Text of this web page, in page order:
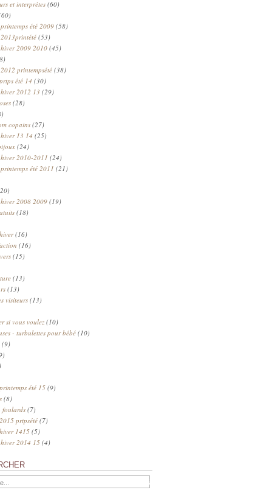
et interprètes (60)
été 2009 (58)
(53)
2009 2010(45)
printempsété (38)
été 14 (30)
2012 13 (29)
(28)
copains (27)
13 14 (25)
(24)
2010-2011 (24)
été 2011 (21)
2008 2009(19)
(18)
(16)
(16)
(15)
(13)
(13)
visiteurs (13)
si vous voulez(10)
- turbulettes pour bébé (10)
(9)
été 15 (9)
(8)
foulards (7)
prtpsété (7)
1415 (5)
2014 15 (4)